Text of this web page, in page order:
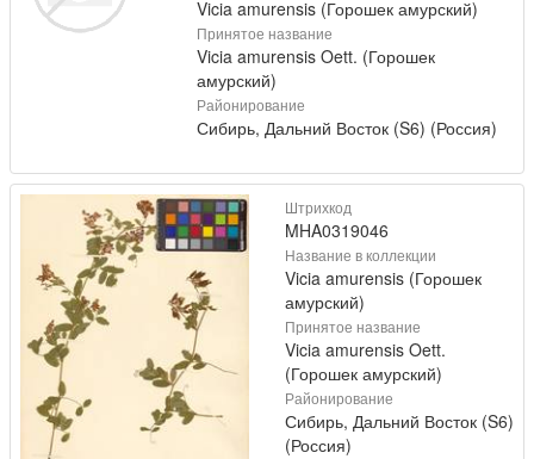
Vicia amurensis (Горошек амурский)
Принятое название
Vicia amurensis Oett. (Горошек
амурский)
Районирование
Сибирь, Дальний Восток (S6) (Россия)
Штрихкод
MHA0319046
Название в коллекции
Vicia amurensis (Горошек
амурский)
Принятое название
Vicia amurensis Oett.
(Горошек амурский)
Районирование
Сибирь, Дальний Восток (S6)
(Россия)